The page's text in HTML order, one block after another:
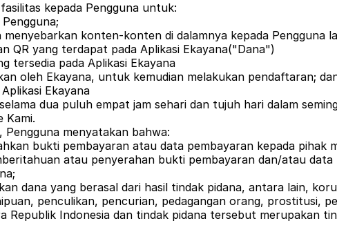
kepada Pengguna untuk:
menyebarkan konten-konten di dalamnya kepada Pengguna
QR yang terdapat pada Aplikasi Ekayana("Dana")
tersedia pada Aplikasi Ekayana
oleh Ekayana, untuk kemudian melakukan pendaftaran;
Ekayana
dua puluh empat jam sehari dan tujuh hari dalam
Kami.
Pengguna menyatakan bahwa:
bukti pembayaran atau data pembayaran kepada pihak
atau penyerahan bukti pembayaran dan/atau
dana yang berasal dari hasil tindak pidana, antara lain,
penculikan, pencurian, pedagangan orang, prostitusi,
Republik Indonesia dan tindak pidana tersebut merupakan